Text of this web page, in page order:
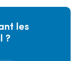
les
?